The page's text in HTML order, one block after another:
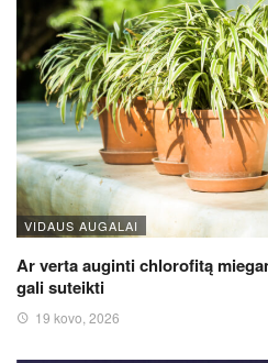
VIDAUS AUGALAI
Ar verta auginti chlorofitą
gali suteikti
19 kovo, 2026